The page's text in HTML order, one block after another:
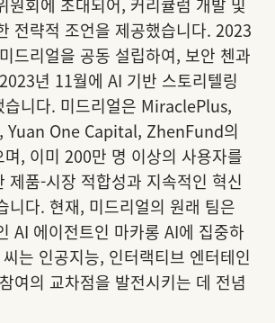
전략적 조언을 제공했습니다. 2023
드리얼을 공동 설립하여, 보안 첸과
년 11월에 AI 기반 스토리텔링
습니다. 미드리얼은 MiraclePlus,
One Capital, ZhenFund의
, 이미 200만 명 이상의 사용자를
제품-시장 적합성과 지속적인 혁신
니다. 현재, 미드리얼의 원래 팀은
AI 에이전트인 마카롱 AI에 집중하
는 인공지능, 인터랙티브 엔터테인
여의 교차점을 발전시키는 데 전념